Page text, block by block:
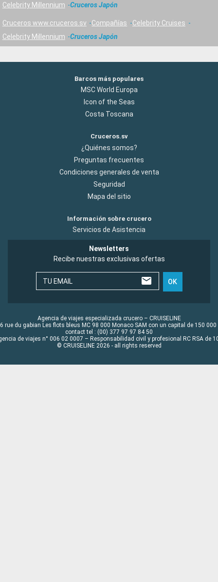
Celebrity Millennium
Cruceros Japón
Cruceros www.cruceros.sv Compañías
Celebrity Cruises
Celebrity Millennium
Cruceros Japón
Barcos más populares
MSC World Europa
Icon of the Seas
Costa Toscana
Cruceros.sv
¿Quiénes somos?
Preguntas frecuentes
Condiciones generales de venta
Seguridad
Mapa del sitio
Información sobre crucero
Servicios de Asistencia
Newsletters
Recibe nuestras exclusivas ofertas
TU EMAIL OK
Agencia de viajes especializada crucero – CRUISELINE
rue du gabian Les flots bleus MC 98 000 Monaco SAM con un capital de 150 000
contact tel : (00) 377 97 97 84 50
de viajes n° 006 02 0007 – Responsabilidad civil y profesional RC RSA de
© CRUISELINE 2026 - all rights reserved